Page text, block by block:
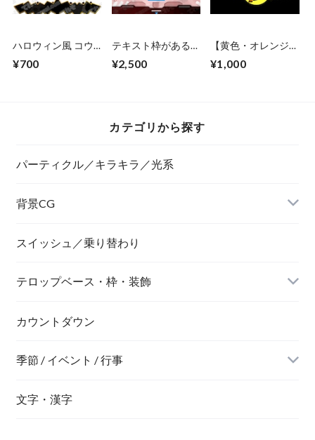
ハロウィン風 コウ
枠が飛び出してくる
¥700
テキスト枠がある
素材 上下から
¥2,500
【黄色・オレンジ】
ても使えるゴシック
¥1,000
カテゴリから探す
パーティクル／キラキラ／光系
背景CG
ニュース風
デジタル風
スイッシュ／乗り替わり
テロップベース・枠・装飾
ネオン風
カウントダウン
季節 / イベント / 行事
文字・漢字